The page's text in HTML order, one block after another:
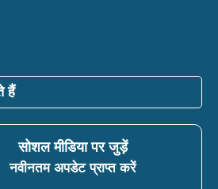
हैं
सोशल मीडिया पर जुड़ें
नवीनतम अपडेट प्राप्त करें